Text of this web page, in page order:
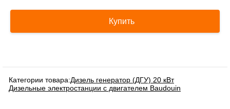
Купить
Категории товара:Дизель генератор (ДГУ) 20 кВт
Дизельные электростанции с двигателем Baudouin